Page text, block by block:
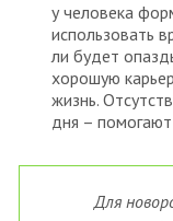
у человека
использовать
ли будет
хорошую
жизнь.
дня –
Для